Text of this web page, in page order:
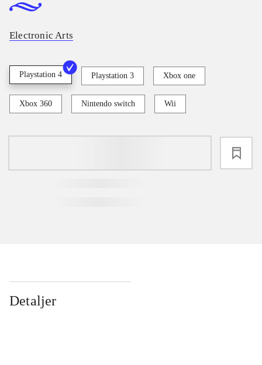
Electronic Arts
Playstation 4 Playstation 3 Xbox one
Xbox 360 Nintendo switch Wii
Detaljer